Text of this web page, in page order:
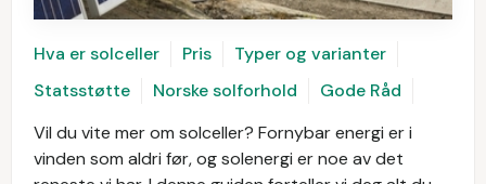
Hva er solceller Pris
Typer og varianter
Statsstøtte
Norske solforhold
Gode Råd
Vil du vite mer om solceller? Fornybar energi er i
vinden som aldri før, og solenergi er noe av det